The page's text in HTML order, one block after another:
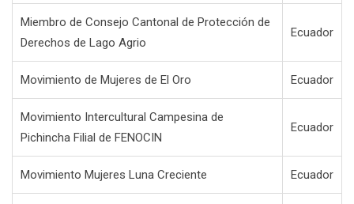
Miembro de Consejo Cantonal de Protección de
Derechos de Lago Agrio
Ecuador
Movimiento de Mujeres de El Oro Ecuador
Movimiento Intercultural Campesina de
Pichincha Filial de FENOCIN
Ecuador
Movimiento Mujeres Luna Creciente Ecuador